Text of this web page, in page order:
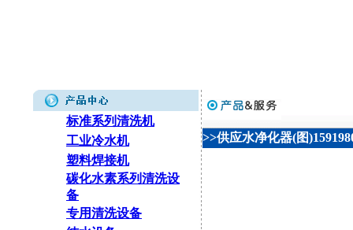
标准系列清洗机
工业冷水机
塑料焊接机
碳化水素系列清洗设
备
专用清洗设备
>>供应水净化器(图